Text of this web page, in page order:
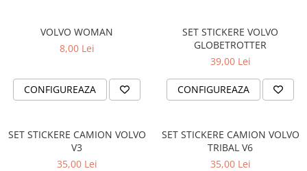
PEUGEOT
SKODA
VOLKSWAGEN
STICKERE STALPI
STALPI MARCI AUTO
TRICOURI AMUZANTE
TRICOURI ANIVERSARE
TRICOURI CU MESAJE
TRICOURI CU PROFESII
CASATORITI
TRICOURI DAMA
VOLVO WOMAN
8,00 Lei
CONFIGUREAZA
SET STICKERE VOLVO
GLOBETROTTER
39,00 Lei
CONFIGUREAZA
SET STICKERE CAMION VOLVO
V3
35,00 Lei
SET STICKERE CAMION VOLVO
TRIBAL V6
35,00 Lei